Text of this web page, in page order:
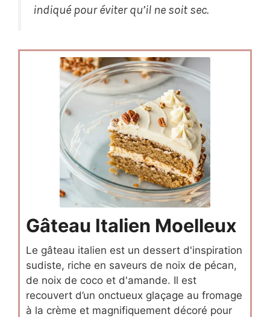
indiqué pour éviter qu’il ne soit sec.
Gâteau Italien Moelleux
Le gâteau italien est un dessert d'inspiration
sudiste, riche en saveurs de noix de pécan,
de noix de coco et d'amande. Il est
recouvert d’un onctueux glaçage au fromage
à la crème et magnifiquement décoré pour